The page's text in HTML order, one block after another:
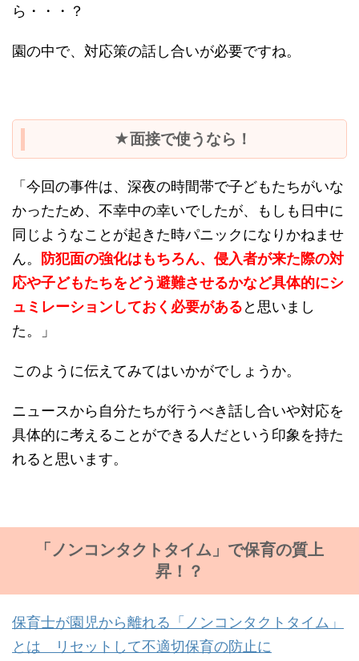
ら・・・？
園の中で、対応策の話し合いが必要ですね。
★面接で使うなら！
「今回の事件は、深夜の時間帯で子どもたちがいな
かったため、不幸中の幸いでしたが、もしも日中に
同じようなことが起きた時パニックになりかねませ
ん。
防犯面の強化はもちろん、侵入者が来た際の対
応や子どもたちをどう避難させるかなど具体的にシ
ュミレーションしておく必要があると思いまし
た。」
このように伝えてみてはいかがでしょうか。
ニュースから自分たちが行うべき話し合いや対応を
具体的に考えることができる人だという印象を持た
れると思います。
「ノンコンタクトタイム」で保育の質上
昇！？
保育士が園児から離れる「ノンコンタクトタイム」
とは リセットして不適切保育の防止に